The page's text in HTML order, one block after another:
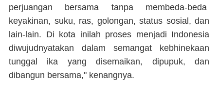
perjuangan bersama tanpa membeda-beda
keyakinan, suku, ras, golongan, status sosial, dan
lain-lain. Di kota inilah proses menjadi Indonesia
diwujudnyatakan dalam semangat kebhinekaan
tunggal ika yang disemaikan, dipupuk, dan
dibangun bersama," kenangnya.